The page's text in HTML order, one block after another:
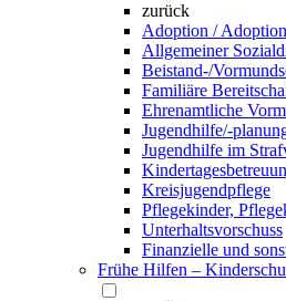
zurück
Adoption /
Allgemeiner
Beistand-/
Familiäre
Ehrenamtliche
Jugendhilfe/-
Jugendhilfe im
Kreisjugendpflege
Pflegekinder,
Unterhaltsvorschuss
Finanzielle und
Frühe Hilfen –